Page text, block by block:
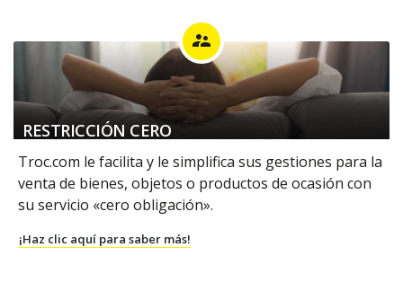
supervisor_account
RESTRICCIÓN CERO
Troc.com le facilita y le simplifica sus gestiones para la
venta de bienes, objetos o productos de ocasión con
su servicio «cero obligación».
¡Haz clic aquí para saber más!